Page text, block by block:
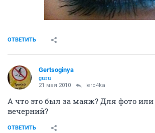
ОТВЕТИТЬ
Gertsoginya
guru
21 мая 2010 lero4ka
А что это был за маяж? Для фото или
вечерний?
ОТВЕТИТЬ